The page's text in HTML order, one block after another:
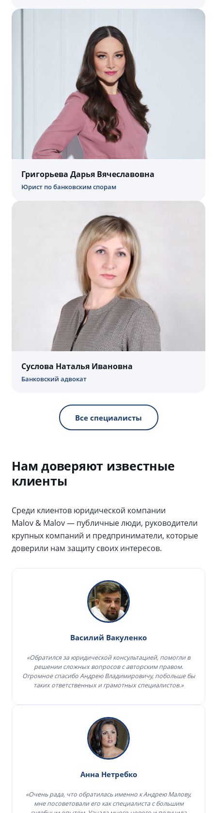
Григорьева Дарья Вячеславовна
Юрист по банковским спорам
Суслова Наталья Ивановна
Банковский адвокат
Все специалисты
Нам доверяют известные
клиенты
Среди клиентов юридической компании
Malov & Malov — публичные люди, руководители
крупных компаний и предприниматели, которые
доверили нам защиту своих интересов.
Василий Вакуленко
«Обратился за юридической консультацией, помогли в
решении сложных вопросов с авторским правом.
Огромное спасибо Андрею Владимировичу, побольше бы
таких ответственных и грамотных специалистов.»
Анна Нетребко
«Очень рада, что обратилась именно к Андрею Малову,
мне посоветовали его как специалиста с большим